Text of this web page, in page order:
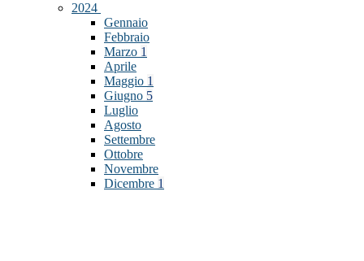
2024
Gennaio
Febbraio
Marzo 1
Aprile
Maggio 1
Giugno 5
Luglio
Agosto
Settembre
Ottobre
Novembre
Dicembre 1